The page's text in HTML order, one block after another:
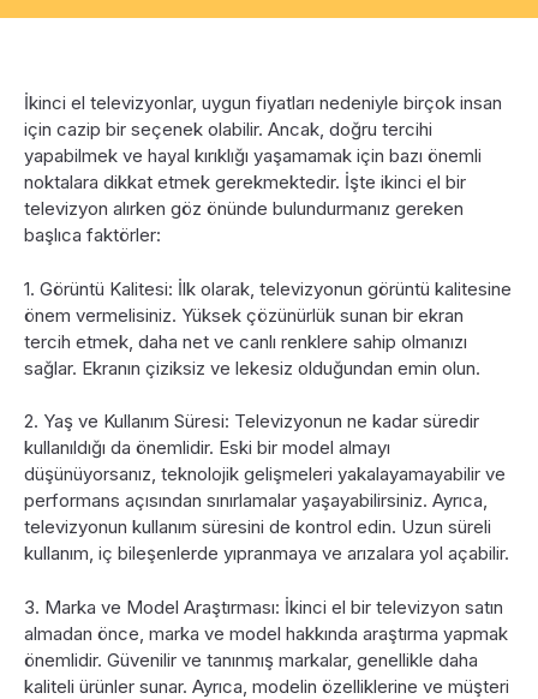
İkinci el televizyonlar, uygun fiyatları nedeniyle birçok insan
için cazip bir seçenek olabilir. Ancak, doğru tercihi
yapabilmek ve hayal kırıklığı yaşamamak için bazı önemli
noktalara dikkat etmek gerekmektedir. İşte ikinci el bir
televizyon alırken göz önünde bulundurmanız gereken
başlıca faktörler:
1. Görüntü Kalitesi: İlk olarak, televizyonun görüntü kalitesine
önem vermelisiniz. Yüksek çözünürlük sunan bir ekran
tercih etmek, daha net ve canlı renklere sahip olmanızı
sağlar. Ekranın çiziksiz ve lekesiz olduğundan emin olun.
2. Yaş ve Kullanım Süresi: Televizyonun ne kadar süredir
kullanıldığı da önemlidir. Eski bir model almayı
düşünüyorsanız, teknolojik gelişmeleri yakalayamayabilir ve
performans açısından sınırlamalar yaşayabilirsiniz. Ayrıca,
televizyonun kullanım süresini de kontrol edin. Uzun süreli
kullanım, iç bileşenlerde yıpranmaya ve arızalara yol açabilir.
3. Marka ve Model Araştırması: İkinci el bir televizyon satın
almadan önce, marka ve model hakkında araştırma yapmak
önemlidir. Güvenilir ve tanınmış markalar, genellikle daha
kaliteli ürünler sunar. Ayrıca, modelin özelliklerine ve müşteri